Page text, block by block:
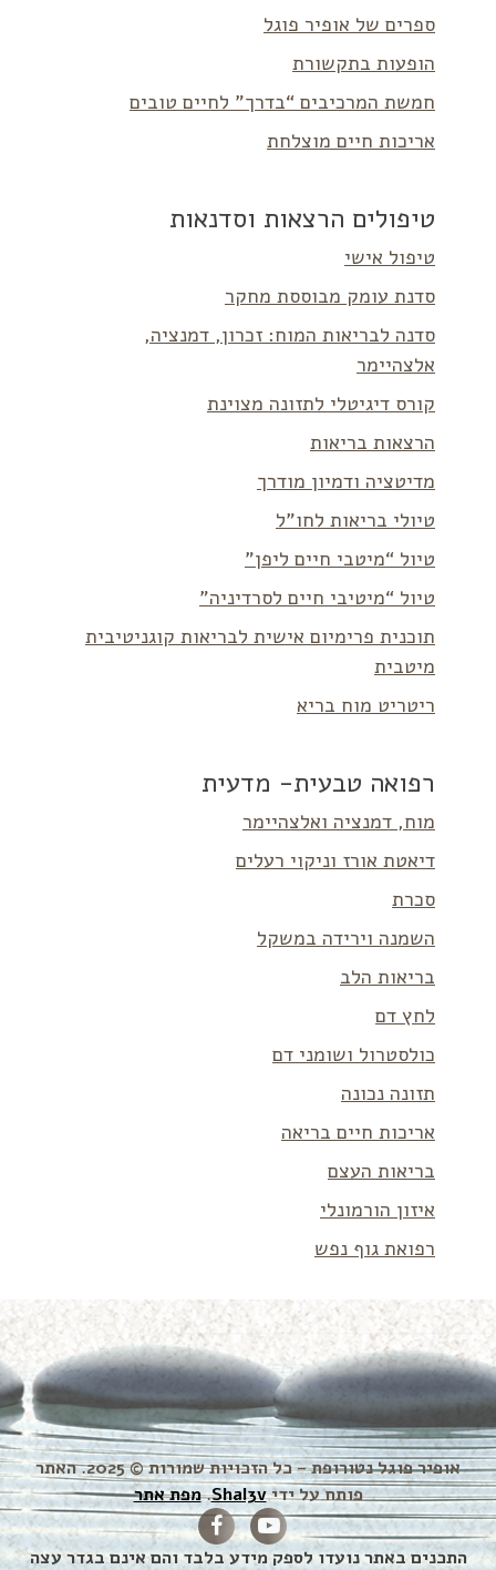
ספרים של אופיר פוגל
הופעות בתקשורת
חמשת המרכיבים “בדרך” לחיים טובים
אריכות חיים מוצלחת
טיפולים הרצאות וסדנאות
טיפול אישי
סדנת עומק מבוססת מחקר
סדנה לבריאות המוח: זכרון, דמנציה,
אלצהיימר
קורס דיגיטלי לתזונה מצוינת
הרצאות בריאות
מדיטציה ודמיון מודרך
טיולי בריאות לחו”ל
טיול “מיטבי חיים ליפן”
טיול “מיטיבי חיים לסרדיניה”
תוכנית פרימיום אישית לבריאות קוגניטיבית
מיטבית
ריטריט מוח בריא
רפואה טבעית- מדעית
מוח, דמנציה ואלצהיימר
דיאטת אורז וניקוי רעלים
סכרת
השמנה וירידה במשקל
בריאות הלב
לחץ דם
כולסטרול ושומני דם
תזונה נכונה
אריכות חיים בריאה
בריאות העצם
איזון הורמונלי
רפואת גוף נפש
אופיר פוגל נטורופת – כל הזכויות שמורות © 2025. האתר
פותח על ידיShal3v
.מפת אתר
התכנים באתר נועדו לספק מידע בלבד והם אינם בגדר עצה